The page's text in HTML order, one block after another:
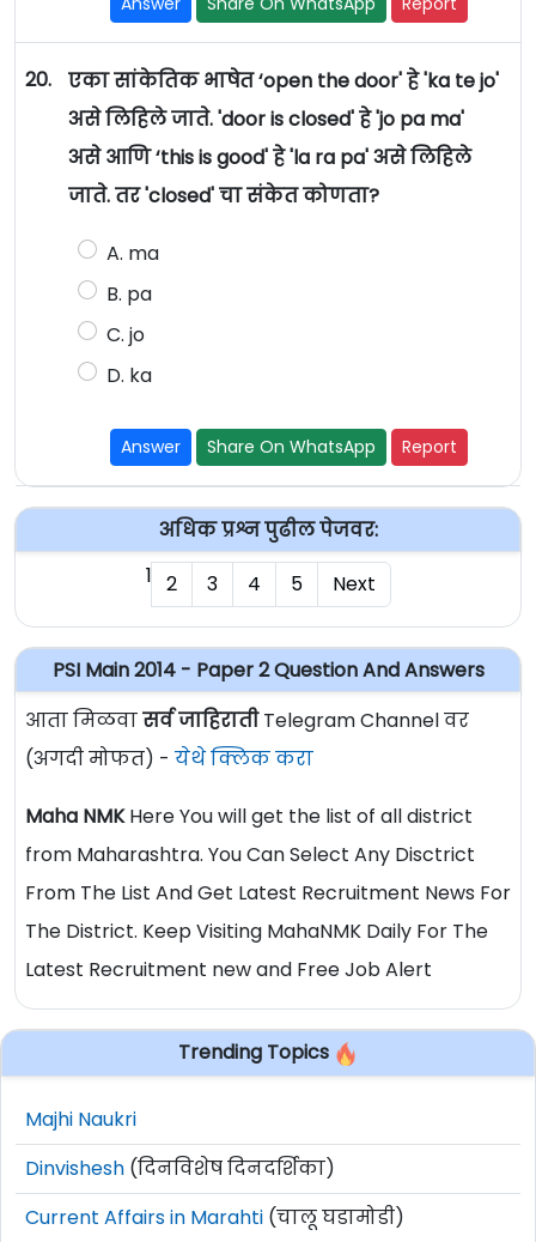
20.
एका सांकेतिक भाषेत ‘open the door' हे 'ka te jo'
असे लिहिले जाते. 'door is closed' हे 'jo pa ma'
असे आणि ‘this is good' हे 'la ra pa' असे लिहिले
जाते. तर 'closed' चा संकेत कोणता?
A. ma
B. pa
C. jo
D. ka
Answer Share On WhatsApp Report
अधिक प्रश्न पुढील पेजवर:
1 2 3 4 5 Next
PSI Main 2014 - Paper 2 Question And Answers
आता मिळवासर्व जाहिरातीTelegram Channel वर
(अगदी मोफत) - येथे क्लिक करा
Maha NMKHere You will get the list of all district
from Maharashtra. You Can Select Any Disctrict
From The List And Get Latest Recruitment News For
The District. Keep Visiting MahaNMK Daily For The
Latest Recruitment new and Free Job Alert
Trending Topics
Majhi Naukri
Dinvishesh (दिनविशेष दिनदर्शिका)
Current Affairs in Marahti (चालू घडामोडी)